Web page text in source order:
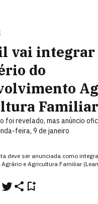
vai integrar
do
Familiar
foi revelado, mas anúncio
feira, 9 de janeiro
deve ser anunciada como
e Agricultura Familiar